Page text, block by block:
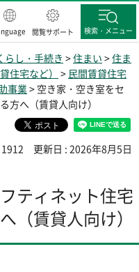
閲覧サポート 検索・メニュー
らし・手続き >住まい >住ま
住宅など） > 民間賃貸住宅
事業 > 空き家・空き室をセ
方へ（賃貸人向け）
更新日 : 2026年8月5日
ティネット住宅
（賃貸人向け）